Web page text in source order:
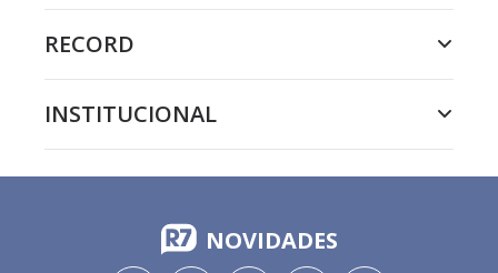
RECORD
INSTITUCIONAL
NOVIDADES